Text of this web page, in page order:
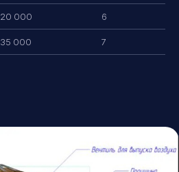
20 000 6
35 000 7